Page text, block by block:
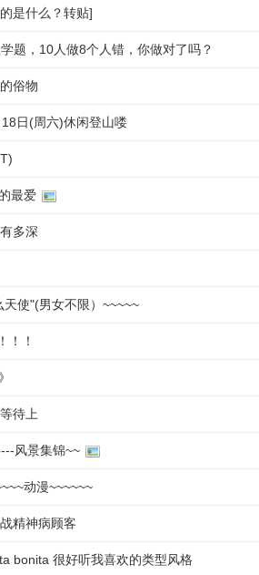
是什么？转贴]
题，10人做8个人错，你做对了吗？
俗物
日(周六)休闲登山喽
最爱
多深
使"(男女不限）~~~~~
！！
待上
风景集锦~~
动漫~~~~~~
精神病顾客
bonita 很好听我喜欢的类型风格